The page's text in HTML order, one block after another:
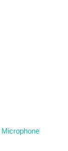
Microphone